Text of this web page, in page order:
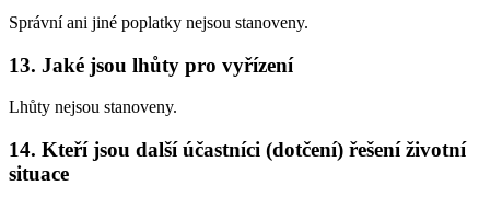
Správní ani jiné poplatky nejsou stanoveny.
13. Jaké jsou lhůty pro vyřízení
Lhůty nejsou stanoveny.
14. Kteří jsou další účastníci (dotčení) řešení životní
situace